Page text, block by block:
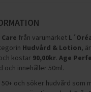
från varumärket
Hudvård & Lotion,
kostar 90,00kr. Age
och innehåller 50ml.
50+ och söker hudvård som